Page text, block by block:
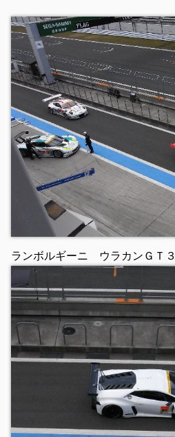
ランボルギーニ ウラカンＧＴ３